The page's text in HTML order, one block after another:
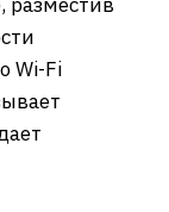
Wi-Fi